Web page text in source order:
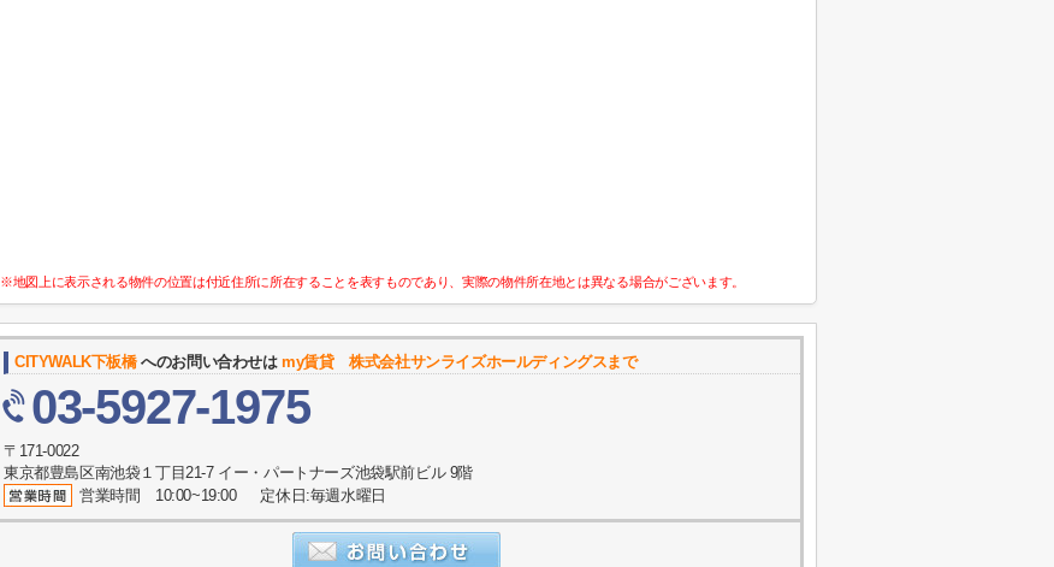
※地図上に表示される物件の位置は付近住所に所在することを表すものであり、実際の物件所在地とは異なる場合がございます。
CITYWALK下板橋へのお問い合わせはmy賃貸 株式会社サンライズホールディングスまで
03-5927-1975
〒171-0022
東京都豊島区南池袋１丁目21-7 イー・パートナーズ池袋駅前ビル 9階
営業時間 10:00~19:00 定休日:毎週水曜日